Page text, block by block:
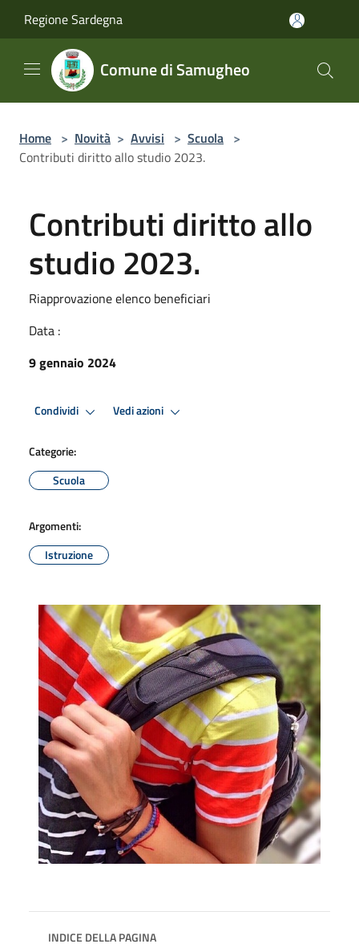
Regione Sardegna
Comune di Samugheo
Home > Novità > Avvisi > Scuola >
Contributi diritto allo studio 2023.
Contributi diritto allo
studio 2023.
Riapprovazione elenco beneficiari
Data :
9 gennaio 2024
Condividi Vedi azioni
Categorie:
Scuola
Argomenti:
Istruzione
INDICE DELLA PAGINA